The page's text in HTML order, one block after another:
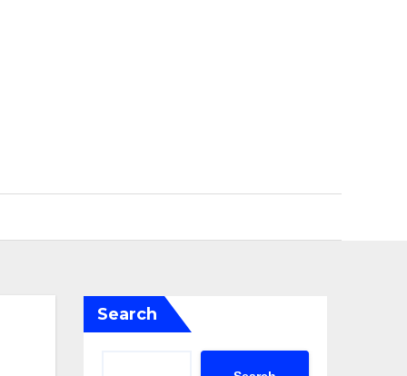
Search